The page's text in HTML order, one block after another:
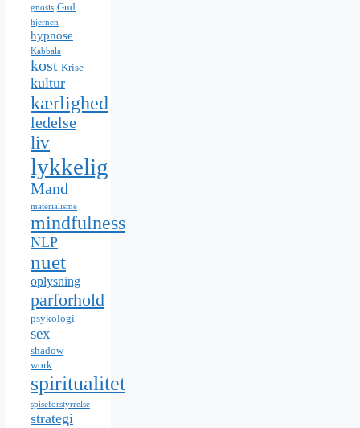
gnosis Gud
hjernen
hypnose
Kabbala
kost Krise
kultur
kærlighed
ledelse
liv
lykkelig
Mand
materialisme
mindfulness
NLP
nuet
oplysning
parforhold
psykologi
sex
shadow
work
spiritualitet
spiseforstyrrelse
strategi